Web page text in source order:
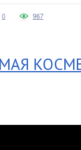
0 967